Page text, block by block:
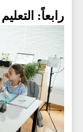
رابعاً: